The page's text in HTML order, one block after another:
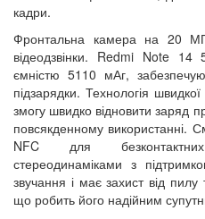
кадри.
Фронтальна камера на 20 МП
відеодзвінки. Redmi Note
ємністю 5110 мАг,
підзарядки. Технологія
змогу швидко відновити заряд
повсякденному використанні.
NFC для
стереодинаміками з
звучання і має захист від
що робить його надійним